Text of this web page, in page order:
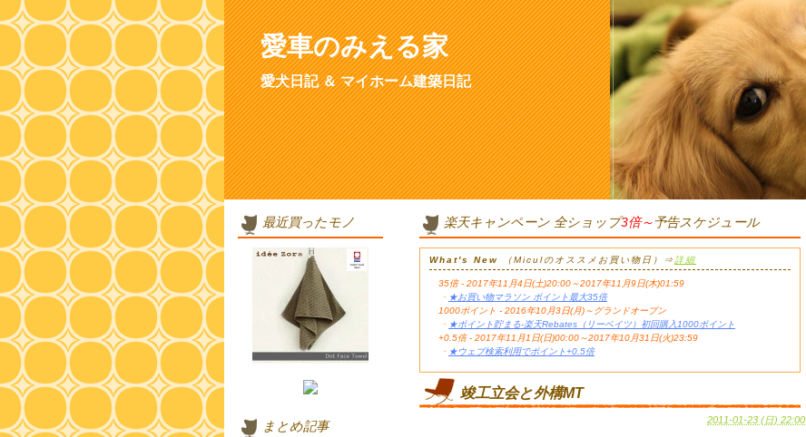
愛車のみえる家
愛犬日記 ＆ マイホーム建築日記
楽天キャンペーン 全ショップ3倍～予告スケジュール
What's New （Miculのオススメお買い物日）⇒詳細
35倍 - 2017年11月4日(土)20:00～2017年11月9日(木)01:59
・ ★お買い物マラソン ポイント最大35倍
1000ポイント - 2016年10月3日(月)～グランドオープン
・ ★ポイント貯まる-楽天Rebates（リーベイツ）初回購入1000ポイント
+0.5倍 - 2017年11月1日(日)00:00～2017年10月31日(火)23:59
・ ★ウェブ検索利用でポイント+0.5倍
竣工立会と外構MT
2011-01-23 (日) 22:00
最近買ったモノ
まとめ記事